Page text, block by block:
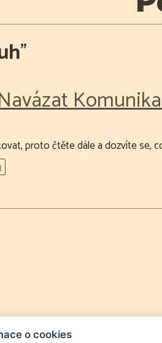
"
proto čtěte dále a dozvíte se,
o cookies